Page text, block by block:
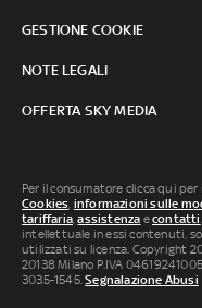
GESTIONE COOKIE
NOTE LEGALI
OFFERTA SKY MEDIA
Per il consumatore clicca qui
Cookies, informazioni sulle
tariffaria,assistenza econtatti
intellettuale in essi contenuti,
utilizzati su licenza. Copyright
20138 Milano P.IVA
3035-1545.Segnalazione Abusi